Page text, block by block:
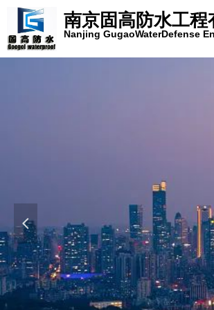
넳
南京固高防水工程
Nanjing GugaoWaterDefense